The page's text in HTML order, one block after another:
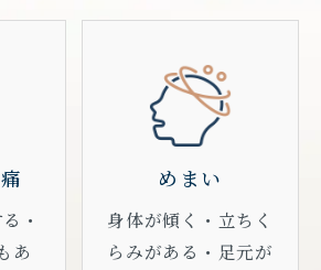
・
あ
めまい
身体が傾く・立ちく
らみがある・足元が